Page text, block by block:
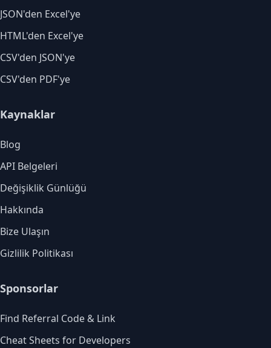
JSON'den Excel'ye
HTML'den Excel'ye
CSV'den JSON'ye
CSV'den PDF'ye
Kaynaklar
Blog
API Belgeleri
Değişiklik Günlüğü
Hakkında
Bize Ulaşın
Gizlilik Politikası
Sponsorlar
Find Referral Code & Link
Cheat Sheets for Developers